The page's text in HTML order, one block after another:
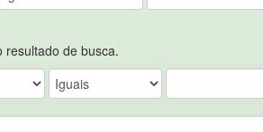
resultado de busca.